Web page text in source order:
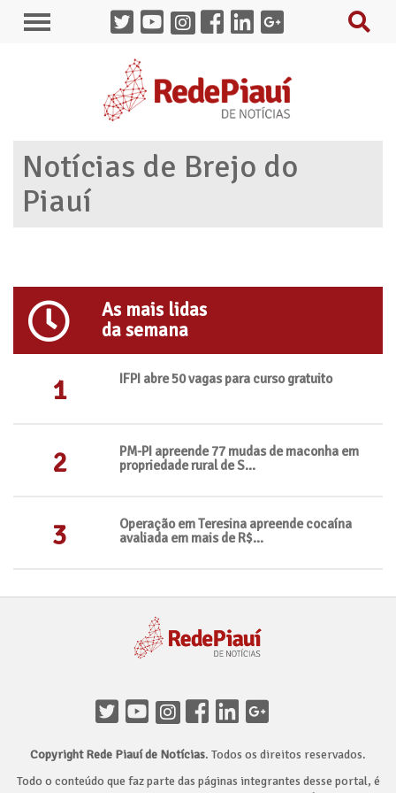
Notícias de Brejo do
Piauí
As mais lidas
da semana
1 IFPI abre 50 vagas para curso gratuito
2
PM-PI apreende 77 mudas de maconha em
propriedade rural de S...
3
Operação em Teresina apreende cocaína
avaliada em mais de R$...
Copyright Rede Piauí de Notícias. Todos os direitos reservados.
Todo o conteúdo que faz parte das páginas integrantes desse portal, é